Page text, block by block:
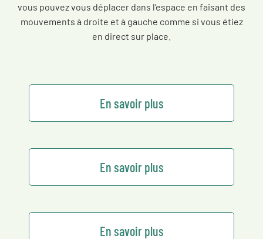
vous pouvez vous déplacer dans l’espace en faisant des
mouvements à droite et à gauche comme si vous étiez
en direct sur place.
En savoir plus
En savoir plus
En savoir plus